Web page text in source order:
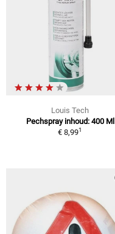
Louis Tech
Pechspray inhoud: 400 Ml
€ 8,991